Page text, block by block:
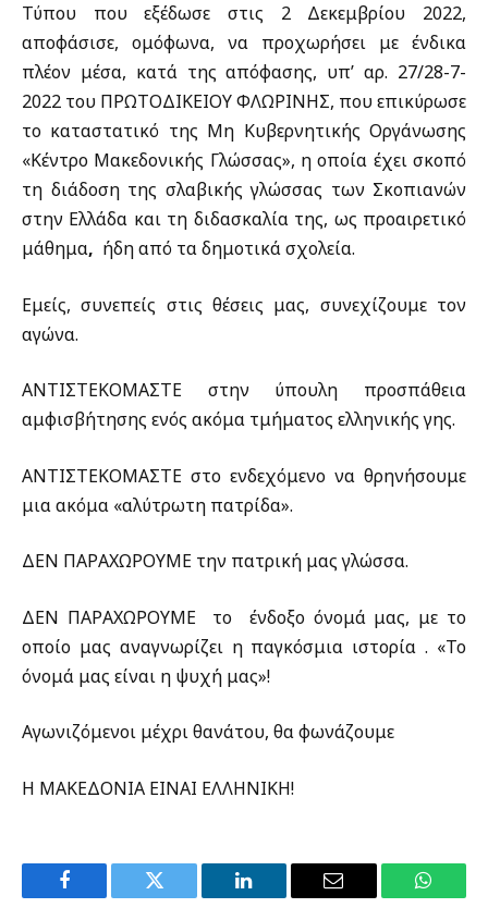
Τύπου που εξέδωσε στις 2 Δεκεμβρίου 2022,
αποφάσισε, ομόφωνα, να προχωρήσει με ένδικα
πλέον μέσα, κατά της απόφασης, υπ’ αρ. 27/28-7-
2022 του ΠPΩTOΔIKEIOY ΦΛΩPINHΣ, που επικύρωσε
το καταστατικό της Μη Κυβερνητικής Οργάνωσης
«Κέντρο Μακεδονικής Γλώσσας», η οποία έχει σκοπό
τη διάδοση της σλαβικής γλώσσας των Σκοπιανών
στην Ελλάδα και τη διδασκαλία της, ως προαιρετικό
μάθημα, ήδη από τα δημοτικά σχολεία.
Εμείς, συνεπείς στις θέσεις μας, συνεχίζουμε τον
αγώνα.
ΑΝΤΙΣΤΕΚΟΜΑΣΤΕ στην ύπουλη προσπάθεια
αμφισβήτησης ενός ακόμα τμήματος ελληνικής γης.
ΑΝΤΙΣΤΕΚΟΜΑΣΤΕ στο ενδεχόμενο να θρηνήσουμε
μια ακόμα «αλύτρωτη πατρίδα».
ΔΕΝ ΠΑΡΑΧΩΡΟΥΜΕ την πατρική μας γλώσσα.
ΔΕΝ ΠΑΡΑΧΩΡΟΥΜΕ το ένδοξο όνομά μας, με το
οποίο μας αναγνωρίζει η παγκόσμια ιστορία . «Το
όνομά μας είναι η ψυχή μας»!
Αγωνιζόμενοι μέχρι θανάτου, θα φωνάζουμε
Η ΜΑΚΕΔΟΝΙΑ ΕΙΝΑΙ ΕΛΛΗΝΙΚΗ!
Facebook Twitter LinkedIn Email